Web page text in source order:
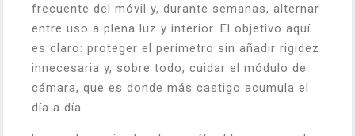
frecuente del móvil y, durante semanas, alternar
entre uso a plena luz y interior. El objetivo aquí
es claro: proteger el perímetro sin añadir rigidez
innecesaria y, sobre todo, cuidar el módulo de
cámara, que es donde más castigo acumula el
día a día.